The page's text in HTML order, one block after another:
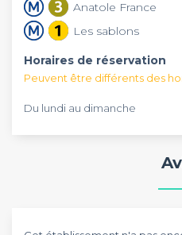
Anatole France
Les sablons
Horaires de réservation
Peuvent être différents des
Du lundi au dimanche